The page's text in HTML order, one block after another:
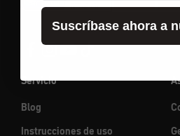
Servicio
Blog
Instrucciones de uso
Suscríbase ahora a